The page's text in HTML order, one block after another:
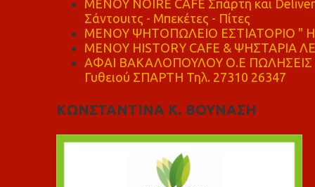
MENOY NOIRE CAFE Σπάρτη και
Σάντουιτς - Μπεκέτες - Πίτες
ΜΕΝΟΥ ΨΗΤΟΠΩΛΕΙΟ ΕΣΤΙΑΤΟΡΙΟ "
ΜΕΝΟΥ HISTORY CAFE & ΨΗΣΤΑΡΙΑ
ΑΦΑΙ ΒΑΚΑΛΟΠΟΥΛΟΥ Ο.Ε ΠΩΛΗΣΕΙΣ
Γυθειού ΣΠΑΡΤΗ Τηλ. 27310 26347
ΚΩΝΣΤΑΝΤΙΝΑ Κ. ΒΟΥΝΑΣΗ